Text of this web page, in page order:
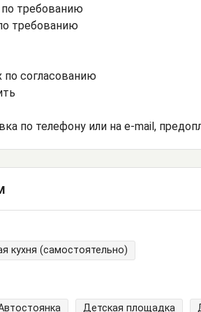
по требованию
требованию
согласованию
по телефону или на e-mail,
кухня (самостоятельно)
Детская площадка